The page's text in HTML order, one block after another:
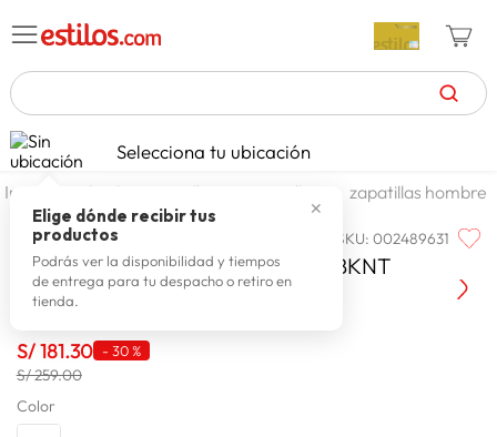
TÉRMINOS MÁS BUSCADOS
1. zapatillas mujer
2. celulares
3. zapatillas hombre
4. moda
6. tv
7.
Selecciona tu ubicación
✕
Elige dónde recibir tus
productos
Podrás ver la disponibilidad y tiempos
de entrega para tu despacho o retiro en
tienda.
calzado y zapatillas zapatillas zapatillas hombre
SKECHERS SKU:002489631
Zapatilla Skechers Negro 183177-BKNT
S/181.30 - 30 %
S/ 259.00
Color